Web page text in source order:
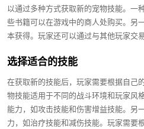
以通过多种方式获取新的宠物技能。一
些书籍可以在游戏中的商人处购买。另
本获得。玩家还可以通过与其他玩家交
选择适合的技能
在获取新的技能后，玩家需要根据自己
物技能适用于不同的战斗环境和玩家风
能力，如攻击技能和伤害增益技能。另
力，如治疗技能和减伤技能。玩家需要